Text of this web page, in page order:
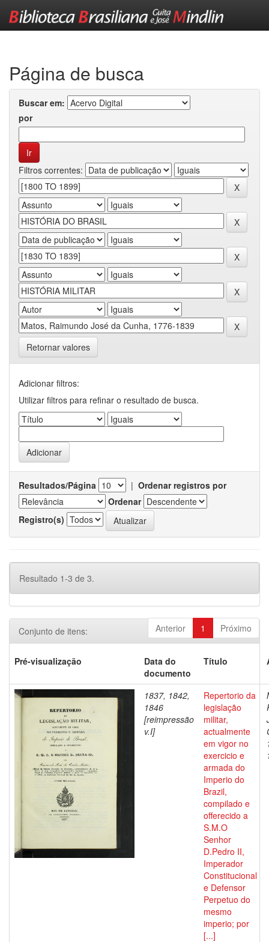
Página de busca
Buscar em:
por
Filtros correntes:
Retornar valores
Adicionar filtros:
Utilizar filtros para refinar o resultado de busca.
Resultados/Página | Ordenar registros por
Ordenar
Registro(s)
Resultado 1-3 de 3.
Anterior 1 Próximo
Conjunto de itens:
Pré-visualização
Data do
documento
Título
1837, 1842,
1846
[reimpressão
v.I]
Repertorio da
legislação
militar,
actualmente
em vigor no
exercicio e
armada do
Imperio do
Brazil,
compilado e
offerecido a
S.M.O
Senhor
D.Pedro II,
Imperador
Constitucional
e Defensor
Perpetuo do
mesmo
imperio; por
[...]